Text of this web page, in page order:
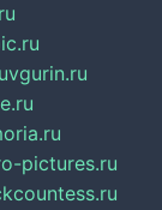
vgurin.ru
pictures.ru